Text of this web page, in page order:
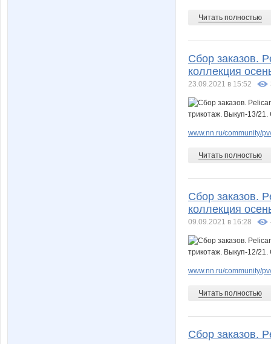
Читать полностью
Сбор заказов.
коллекция
23.09.2021 в 15:52
www.nn.ru/community/
Читать полностью
Сбор заказов.
коллекция
09.09.2021 в 16:28
www.nn.ru/community/
Читать полностью
Сбор заказов.